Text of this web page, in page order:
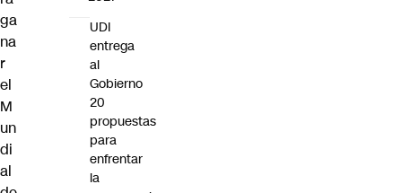
ga
na
r
el
M
un
di
al
UDI
entrega
al
Gobierno
20
propuestas
para
enfrentar
la